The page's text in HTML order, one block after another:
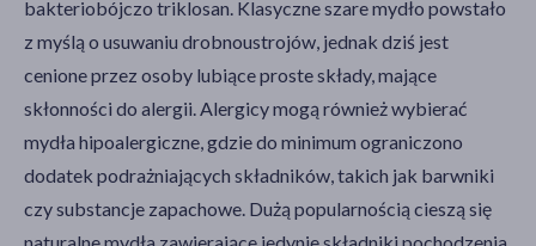
bakteriobójczo triklosan. Klasyczne szare mydło powstało
z myślą o usuwaniu drobnoustrojów, jednak dziś jest
cenione przez osoby lubiące proste składy, mające
skłonności do alergii. Alergicy mogą również wybierać
mydła hipoalergiczne, gdzie do minimum ograniczono
dodatek podrażniających składników, takich jak barwniki
czy substancje zapachowe. Dużą popularnością cieszą się